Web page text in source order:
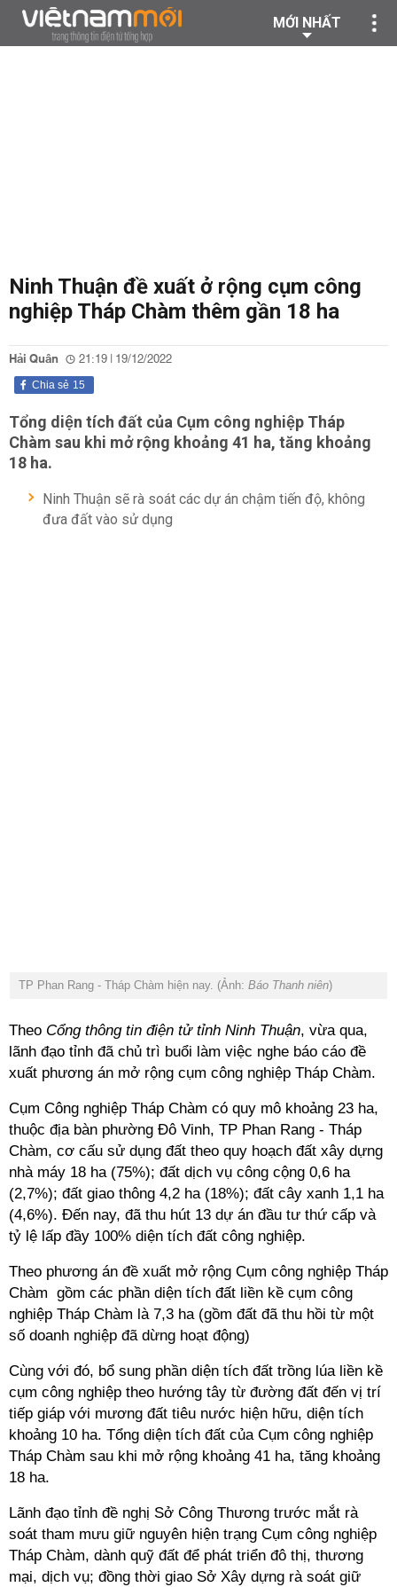
MỚI NHẤT
Ninh Thuận đề xuất ở rộng cụm công
nghiệp Tháp Chàm thêm gần 18 ha
Hải Quân 21:19 | 19/12/2022
15
Chia sẻ
Tổng diện tích đất của Cụm công nghiệp Tháp
Chàm sau khi mở rộng khoảng 41 ha, tăng khoảng
18 ha.
Ninh Thuận sẽ rà soát các dự án chậm tiến độ, không
đưa đất vào sử dụng
TP Phan Rang - Tháp Chàm hiện nay. (Ảnh: Báo Thanh niên)
Theo Cổng thông tin điện tử tỉnh Ninh Thuận, vừa qua,
lãnh đạo tỉnh đã chủ trì buổi làm việc nghe báo cáo đề
xuất phương án mở rộng cụm công nghiệp Tháp Chàm.
Cụm Công nghiệp Tháp Chàm có quy mô khoảng 23 ha,
thuộc địa bàn phường Đô Vinh, TP Phan Rang - Tháp
Chàm, cơ cấu sử dụng đất theo quy hoạch đất xây dựng
nhà máy 18 ha (75%); đất dịch vụ công cộng 0,6 ha
(2,7%); đất giao thông 4,2 ha (18%); đất cây xanh 1,1 ha
(4,6%). Đến nay, đã thu hút 13 dự án đầu tư thứ cấp và
tỷ lệ lấp đầy 100% diện tích đất công nghiệp.
Theo phương án đề xuất mở rộng Cụm công nghiệp Tháp
Chàm gồm các phần diện tích đất liền kề cụm công
nghiệp Tháp Chàm là 7,3 ha (gồm đất đã thu hồi từ một
số doanh nghiệp đã dừng hoạt động)
Cùng với đó, bổ sung phần diện tích đất trồng lúa liền kề
cụm công nghiệp theo hướng tây từ đường đất đến vị trí
tiếp giáp với mương đất tiêu nước hiện hữu, diện tích
khoảng 10 ha. Tổng diện tích đất của Cụm công nghiệp
Tháp Chàm sau khi mở rộng khoảng 41 ha, tăng khoảng
18 ha.
Lãnh đạo tỉnh đề nghị Sở Công Thương trước mắt rà
soát tham mưu giữ nguyên hiện trạng Cụm công nghiệp
Tháp Chàm, dành quỹ đất để phát triển đô thị, thương
mại, dịch vụ; đồng thời giao Sở Xây dựng rà soát giữ